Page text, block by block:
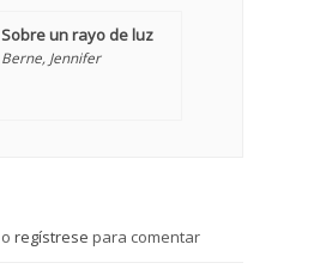
Sobre un rayo de luz
Berne, Jennifer
o regístrese para comentar